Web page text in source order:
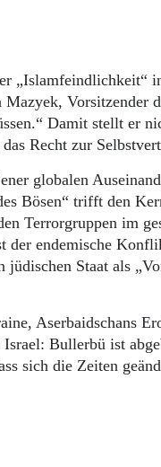
„Islamfeindlichkeit“
Vorsitzender
Damit stellt er
Recht zur
globalen
Bösen“ trifft den
Terrorgruppen im
endemische
Staat als
Aserbaidschans
Bullerbü ist
sich die Zeiten